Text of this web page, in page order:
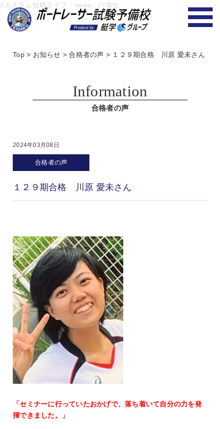
//カスタム投稿タイプ「news」の場合
Top> お知らせ >合格者の声 > １２９期合格 川原 愛未さん
Information
合格者の声
2024年03月08日
合格者の声
１２９期合格 川原 愛未さん
「セミナーに行っていたおかげで、落ち着いて自分の力を発
揮できました。」